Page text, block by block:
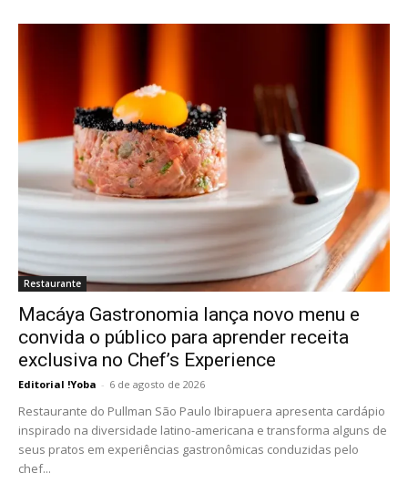
Restaurante
Macáya Gastronomia lança novo menu e
convida o público para aprender receita
exclusiva no Chef’s Experience
Editorial !Yoba - 6 de agosto de 2026
Restaurante do Pullman São Paulo Ibirapuera apresenta cardápio
inspirado na diversidade latino-americana e transforma alguns de
seus pratos em experiências gastronômicas conduzidas pelo
chef...